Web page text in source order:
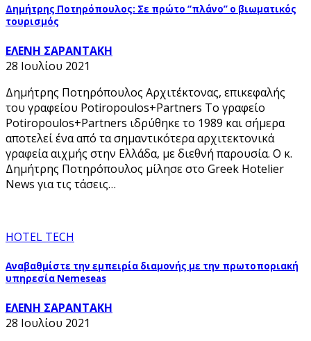
Δημήτρης Ποτηρόπουλος: Σε πρώτο “πλάνο” ο βιωματικός
τουρισμός
ΕΛΕΝΗ ΣΑΡΑΝΤΑΚΗ
28 Ιουλίου 2021
Δημήτρης Ποτηρόπουλος Αρχιτέκτονας, επικεφαλής
του γραφείου Potiropoulos+Partners Το γραφείο
Potiropoulos+Partners ιδρύθηκε το 1989 και σήμερα
αποτελεί ένα από τα σημαντικότερα αρχιτεκτονικά
γραφεία αιχμής στην Ελλάδα, με διεθνή παρουσία. Ο κ.
Δημήτρης Ποτηρόπουλος μίλησε στο Greek Hotelier
News για τις τάσεις…
HOTEL TECH
Αναβαθμίστε την εμπειρία διαμονής με την πρωτοποριακή
υπηρεσία Nemeseas
ΕΛΕΝΗ ΣΑΡΑΝΤΑΚΗ
28 Ιουλίου 2021